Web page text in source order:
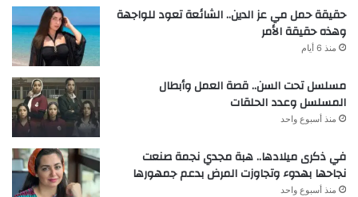
حقيقة حمل مي عز الدين.. الشائعة تعود للواجهة
وهذه حقيقة الأمر
منذ 6 أيام
مسلسل تحت السن.. قصة العمل وأبطال
المسلسل وعدد الحلقات
منذ أسبوع واحد
في ذكرى ميلادها.. هبة مجدي نجمة صنعت
نجاحها بهدوء وتجاوزت المرض بدعم جمهورها
منذ أسبوع واحد